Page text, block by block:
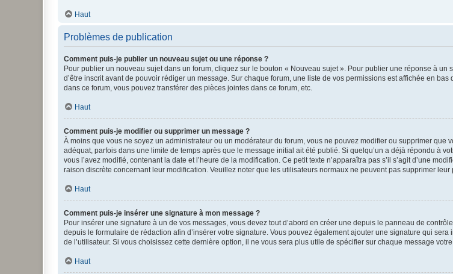
Haut
Problèmes de publication
Comment puis-je publier un nouveau sujet ou une réponse ?
Pour publier un nouveau sujet dans un forum, cliquez sur le bouton « Nouveau sujet ». Pour publier une réponse à
d’être inscrit avant de pouvoir rédiger un message. Sur chaque forum, une liste de vos permissions est affichée en
dans ce forum, vous pouvez transférer des pièces jointes dans ce forum, etc.
Haut
Comment puis-je modifier ou supprimer un message ?
À moins que vous ne soyez un administrateur ou un modérateur du forum, vous ne pouvez modifier ou supprimer
adéquat, parfois dans une limite de temps après que le message initial ait été publié. Si quelqu’un a déjà répondu à
vous l’avez modifié, contenant la date et l’heure de la modification. Ce petit texte n’apparaîtra pas s’il s’agit d’une
raison discrète concernant leur modification. Veuillez noter que les utilisateurs normaux ne peuvent pas supprimer
Haut
Comment puis-je insérer une signature à mon message ?
Pour insérer une signature à un de vos messages, vous devez tout d’abord en créer une depuis le panneau de
depuis le formulaire de rédaction afin d’insérer votre signature. Vous pouvez également ajouter une signature qui
de l’utilisateur. Si vous choisissez cette dernière option, il ne vous sera plus utile de spécifier sur chaque message
Haut